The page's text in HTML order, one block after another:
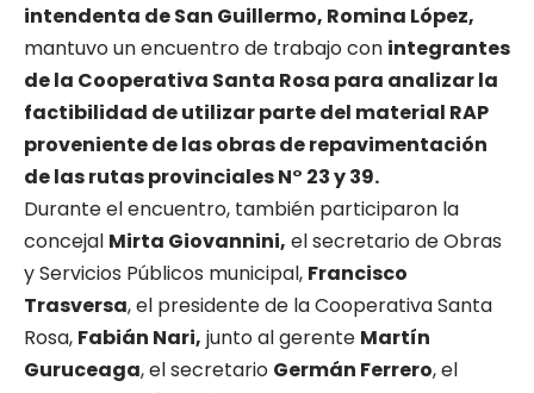
intendenta de San Guillermo, Romina López,
mantuvo un encuentro de trabajo con integrantes
de la Cooperativa Santa Rosa para analizar la
factibilidad de utilizar parte del material RAP
proveniente de las obras de repavimentación
de las rutas provinciales N° 23 y 39.
Durante el encuentro, también participaron la
concejal Mirta Giovannini, el secretario de Obras
y Servicios Públicos municipal, Francisco
Trasversa, el presidente de la Cooperativa Santa
Rosa, Fabián Nari, junto al gerente Martín
Guruceaga, el secretario Germán Ferrero, el